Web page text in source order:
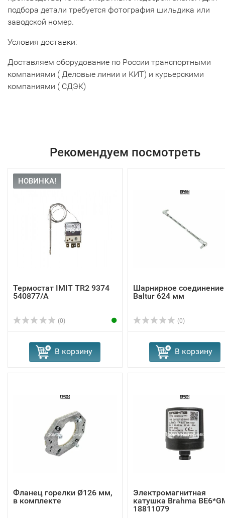
подбора детали требуется фотография шильдика или
заводской номер.
Условия доставки:
Доставляем оборудование по России транспортными
компаниями ( Деловые линии и КИТ) и курьерскими
компаниями ( СДЭК)
Рекомендуем посмотреть
НОВИНКА!
Термостат IMIT TR2 9374
540877/A
(0)
В корзину
Шарнирное соединение
Baltur 624 мм
(0)
В корзину
Фланец горелки Ø126 мм,
в комплекте
Электромагнитная
катушка Brahma
18811079